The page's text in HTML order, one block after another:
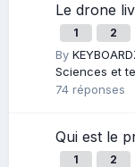
Le drone
1 2
By
Sciences et
74 réponses
Qui est le
1 2